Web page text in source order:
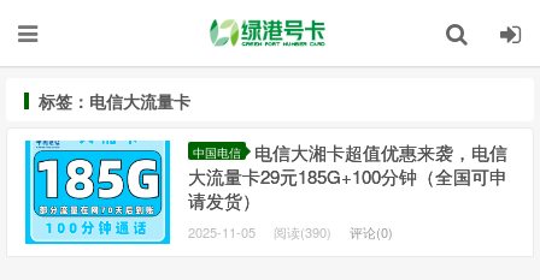
标签：电信大流量卡
中国电信
电信大湘卡超值优惠来袭，电信
大流量卡29元185G+100分钟（全国可申
请发货）
2025-11-05 阅读(390) 评论(0)